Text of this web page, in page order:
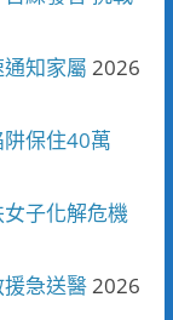
知家屬 2026
保住40萬
子化解危機
急送醫2026